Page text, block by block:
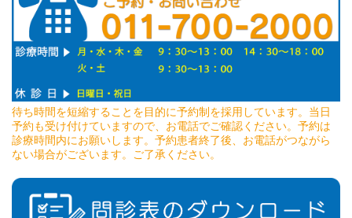
待ち時間を短縮することを目的に予約制を採用しています。当日
予約も受け付けていますので、お電話でご確認ください。予約は
診療時間内にお願いします。予約患者終了後、お電話がつながら
ない場合がございます。ご了承ください。